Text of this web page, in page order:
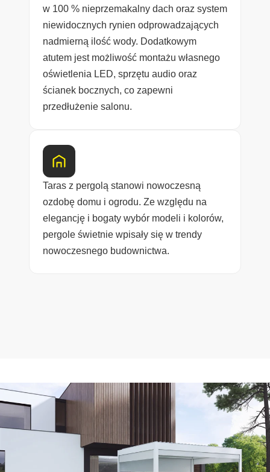
w 100 % nieprzemakalny dach oraz system
niewidocznych rynien odprowadzających
nadmierną ilość wody. Dodatkowym
atutem jest możliwość montażu własnego
oświetlenia LED, sprzętu audio oraz
ścianek bocznych, co zapewni
przedłużenie salonu.
Taras z pergolą stanowi nowoczesną
ozdobę domu i ogrodu. Ze względu na
elegancję i bogaty wybór modeli i kolorów,
pergole świetnie wpisały się w trendy
nowoczesnego budownictwa.